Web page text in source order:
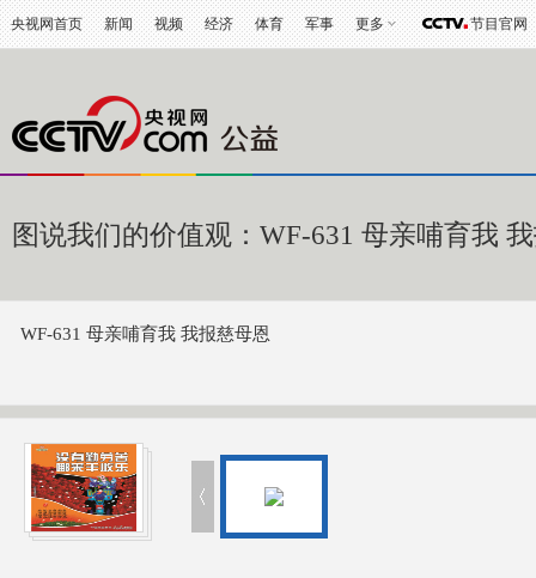
央视网首页 新闻 视频 经济 体育 军事 更多 节目官网
图说我们的价值观：WF-631 母亲哺育我
WF-631 母亲哺育我 我报慈母恩